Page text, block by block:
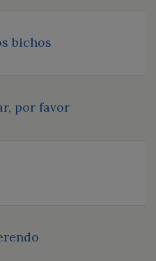
bichos
por favor